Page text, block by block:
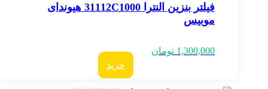
فیلتر بنزین النترا 31112C1000 هیوندای
موبیس
1,300,000 تومان
خرید